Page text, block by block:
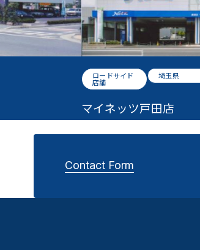
ロードサイド
店舗
埼玉県
マイネッツ戸田店
Contact Form